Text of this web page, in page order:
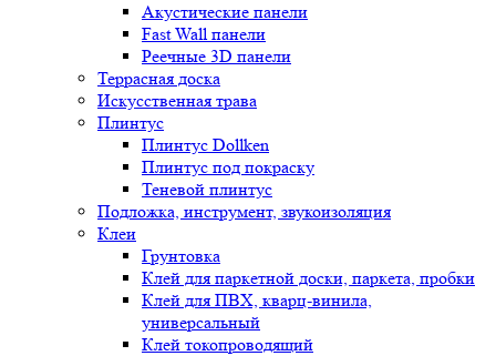
Акустические панели
Fast Wall панели
Реечные 3D панели
Террасная доска
Искусственная трава
Плинтус
Плинтус Dollken
Плинтус под покраску
Теневой плинтус
Подложка, инструмент, звукоизоляция
Клеи
Грунтовка
Клей для паркетной доски, паркета, пробки
Клей для ПВХ, кварц-винила,
универсальный
Клей токопроводящий